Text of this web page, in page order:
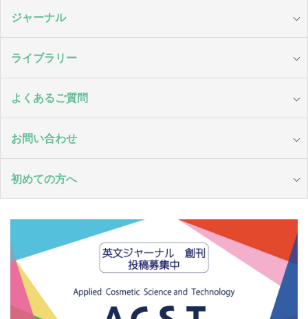
ジャーナル
ライブラリー
よくあるご質問
お問い合わせ
初めての方へ